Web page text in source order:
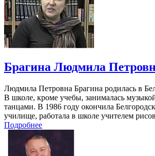
Брагина Людмила
Людмила Петровна Брагина родилась в
В школе, кроме учебы, занималась
танцами. В 1986 году окончила
училище, работала в школе учителем
Подробнее